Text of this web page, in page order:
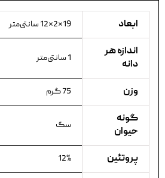
ابعاد 19×2×12 سانتی‌متر
اندازه هر
دانه
1 سانتی‌متر
وزن 75 گرم
گونه
حیوان
سگ
پروتئین 12%